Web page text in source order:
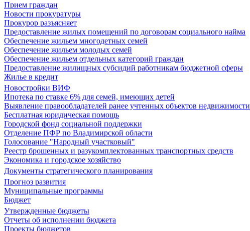
Прием граждан
Новости прокуратуры
Прокурор разъясняет
Предоставление жилых помещений по договорам социального найма
Обеспечение жильем многодетных семей
Обеспечение жильем молодых семей
Обеспечение жильем отдельных категорий граждан
Предоставление жилищных субсидий работникам бюджетной сферы
Жилье в кредит
Новостройки ВИФ
Ипотека по ставке 6% для семей, имеющих детей
Выявление правообладателей ранее учтенных объектов недвижимости
Бесплатная юридическая помощь
Городской фонд социальной поддержки
Отделение ПФР по Владимирской области
Голосование "Народный участковый"
Реестр брошенных и разукомплектованных транспортных средств
Экономика и городское хозяйство
Документы стратегического планирования
Прогноз развития
Муниципальные программы
Бюджет
Утвержденные бюджеты
Отчеты об исполнении бюджета
Проекты бюджетов